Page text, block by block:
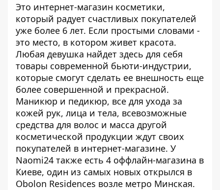
Это интернет-магазин косметики,
который радует счастливых покупателей
уже более 6 лет. Если простыми словами -
это место, в котором живет красота.
Любая девушка найдет здесь для себя
товары современной бьюти-индустрии,
которые смогут сделать ее внешность еще
более совершенной и прекрасной.
Маникюр и педикюр, все для ухода за
кожей рук, лица и тела, всевозможные
средства для волос и масса другой
косметической продукции ждут своих
покупателей в интернет-магазине. У
Naomi24 также есть 4 оффлайн-магазина в
Киеве, один из самых новых открылся в
Obolon Residences возле метро Минская.